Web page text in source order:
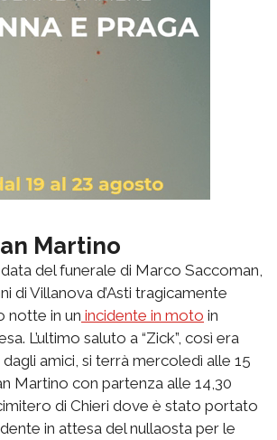
Martino
del funerale di Marco Saccoman,
di Villanova d’Asti tragicamente
notte in un incidente in moto in
L’ultimo saluto a “Zick”, così era
amici, si terrà mercoledì alle 15
Martino con partenza alle 14,30
di Chieri dove è stato portato
in attesa del nullaosta per le